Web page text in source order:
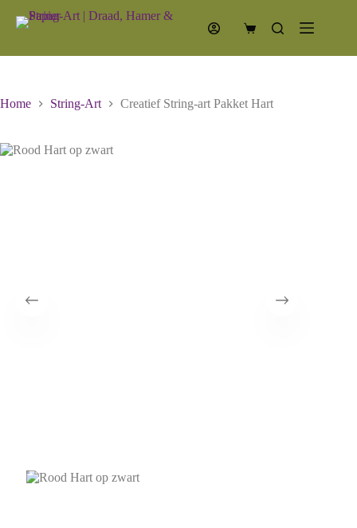
naar
Winkelwagen
Home String-Art Creatief String-art Pakket Hart